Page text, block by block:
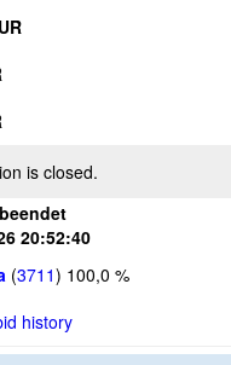
is closed.
20:52:40
(3711) 100,0 %
history